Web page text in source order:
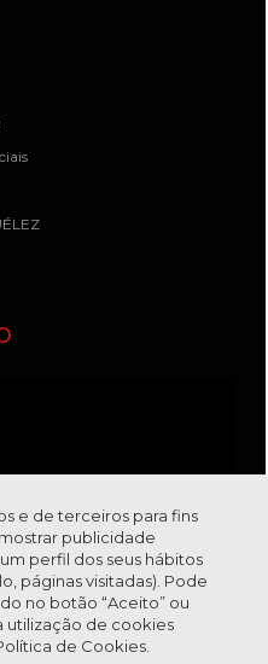
e de terceiros para fins
publicidade
perfil dos seus hábitos
páginas visitadas). Pode
no botão “Aceito” ou
utilização de cookies
de Cookies.